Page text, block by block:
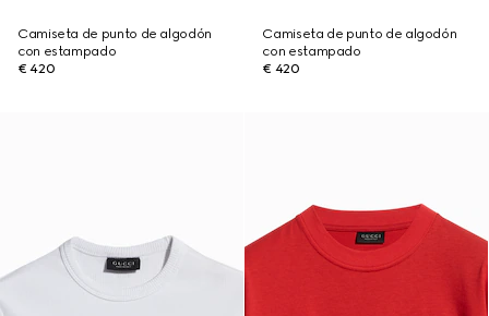
Camiseta de punto de algodón
con estampado
€ 420
Camiseta de punto de algodón
con estampado
€ 420